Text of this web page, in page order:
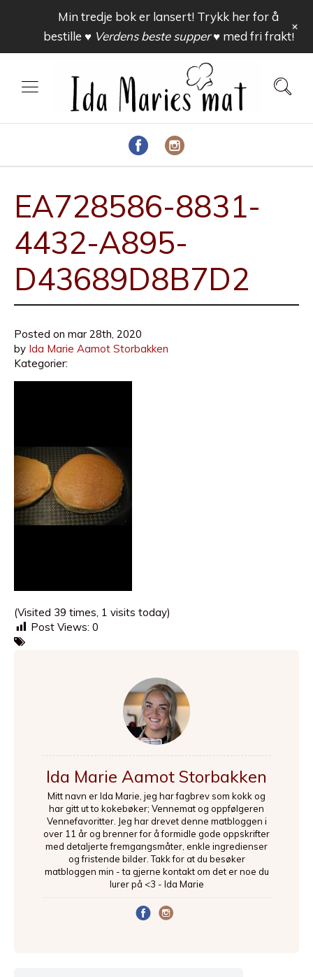
EA728586-8831-
4432-A895-
D43689D8B7D2
Posted on mar 28th, 2020
by Ida Marie Aamot Storbakken
Kategorier:
(Visited 39 times, 1 visits today)
Post Views: 0
Ida Marie Aamot Storbakken
Mitt navn er Ida Marie, jeg har fagbrev som kokk og
har gitt ut to kokebøker; Vennemat og oppfølgeren
Vennefavoritter. Jeg har drevet denne matbloggen i
over 11 år og brenner for å formidle gode oppskrifter
med detaljerte fremgangsmåter, enkle ingredienser
og fristende bilder. Takk for at du besøker
matbloggen min - ta gjerne kontakt om det er noe du
lurer på <3 - Ida Marie
Min tredje bok er lansert! Trykk her for å
bestille ♥ Verdens beste supper ♥med fri frakt!
+